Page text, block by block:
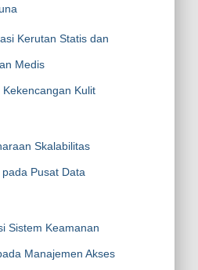
Kerutan Statis dan
Medis
Kulit
Skalabilitas
Pusat Data
Sistem Keamanan
Manajemen Akses